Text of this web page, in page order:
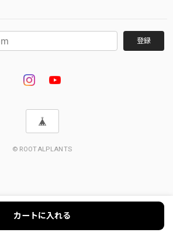
しいレビューをいただき、誠にあり
います🌿 梱包や暑さ対策についてお
おります😊 猛暑が続く中でも、でき
状態でお届けできるよう、保冷剤や
発送のタイミングにも気を配ってお
、無事に元気な状態でお届けでき安
いたします。
登録
© ROOTALPLANTS
カートに入れる